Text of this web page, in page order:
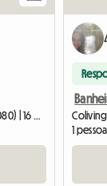
Coliving | Molenbeek-Saint-Jean (1080) | 16 M2
1